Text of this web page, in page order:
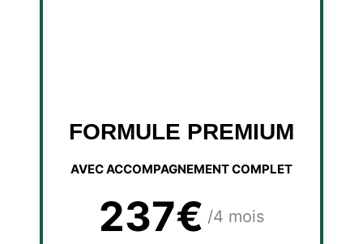
FORMULE PREMIUM
AVEC ACCOMPAGNEMENT COMPLET
237€ /4 mois